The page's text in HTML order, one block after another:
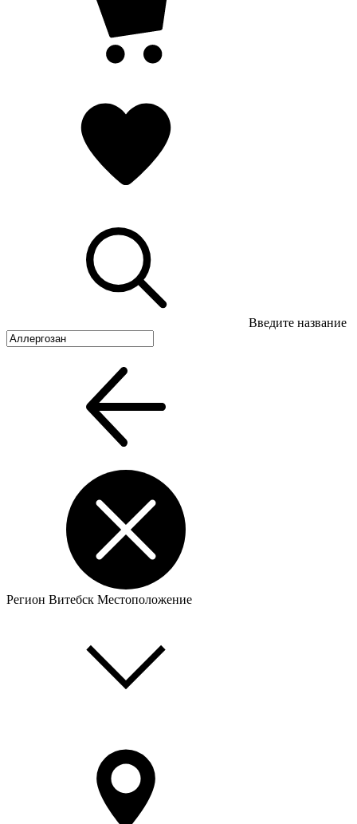
Введите название
Регион Витебск Местоположение